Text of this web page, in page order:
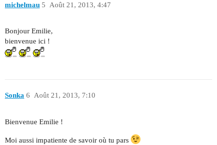
michelmau Août 21, 2013, 4:47
5
Bonjour Emilie,
bienvenue ici !
Sonka Août 21, 2013, 7:10
6
Bienvenue Emilie !
Moi aussi impatiente de savoir où tu pars